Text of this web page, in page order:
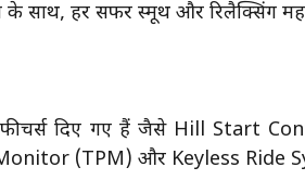
के साथ, हर सफर स्मूथ और रिलैक्सिंग
दिए गए हैं जैसे Hill Start
(TPM) और Keyless Ride